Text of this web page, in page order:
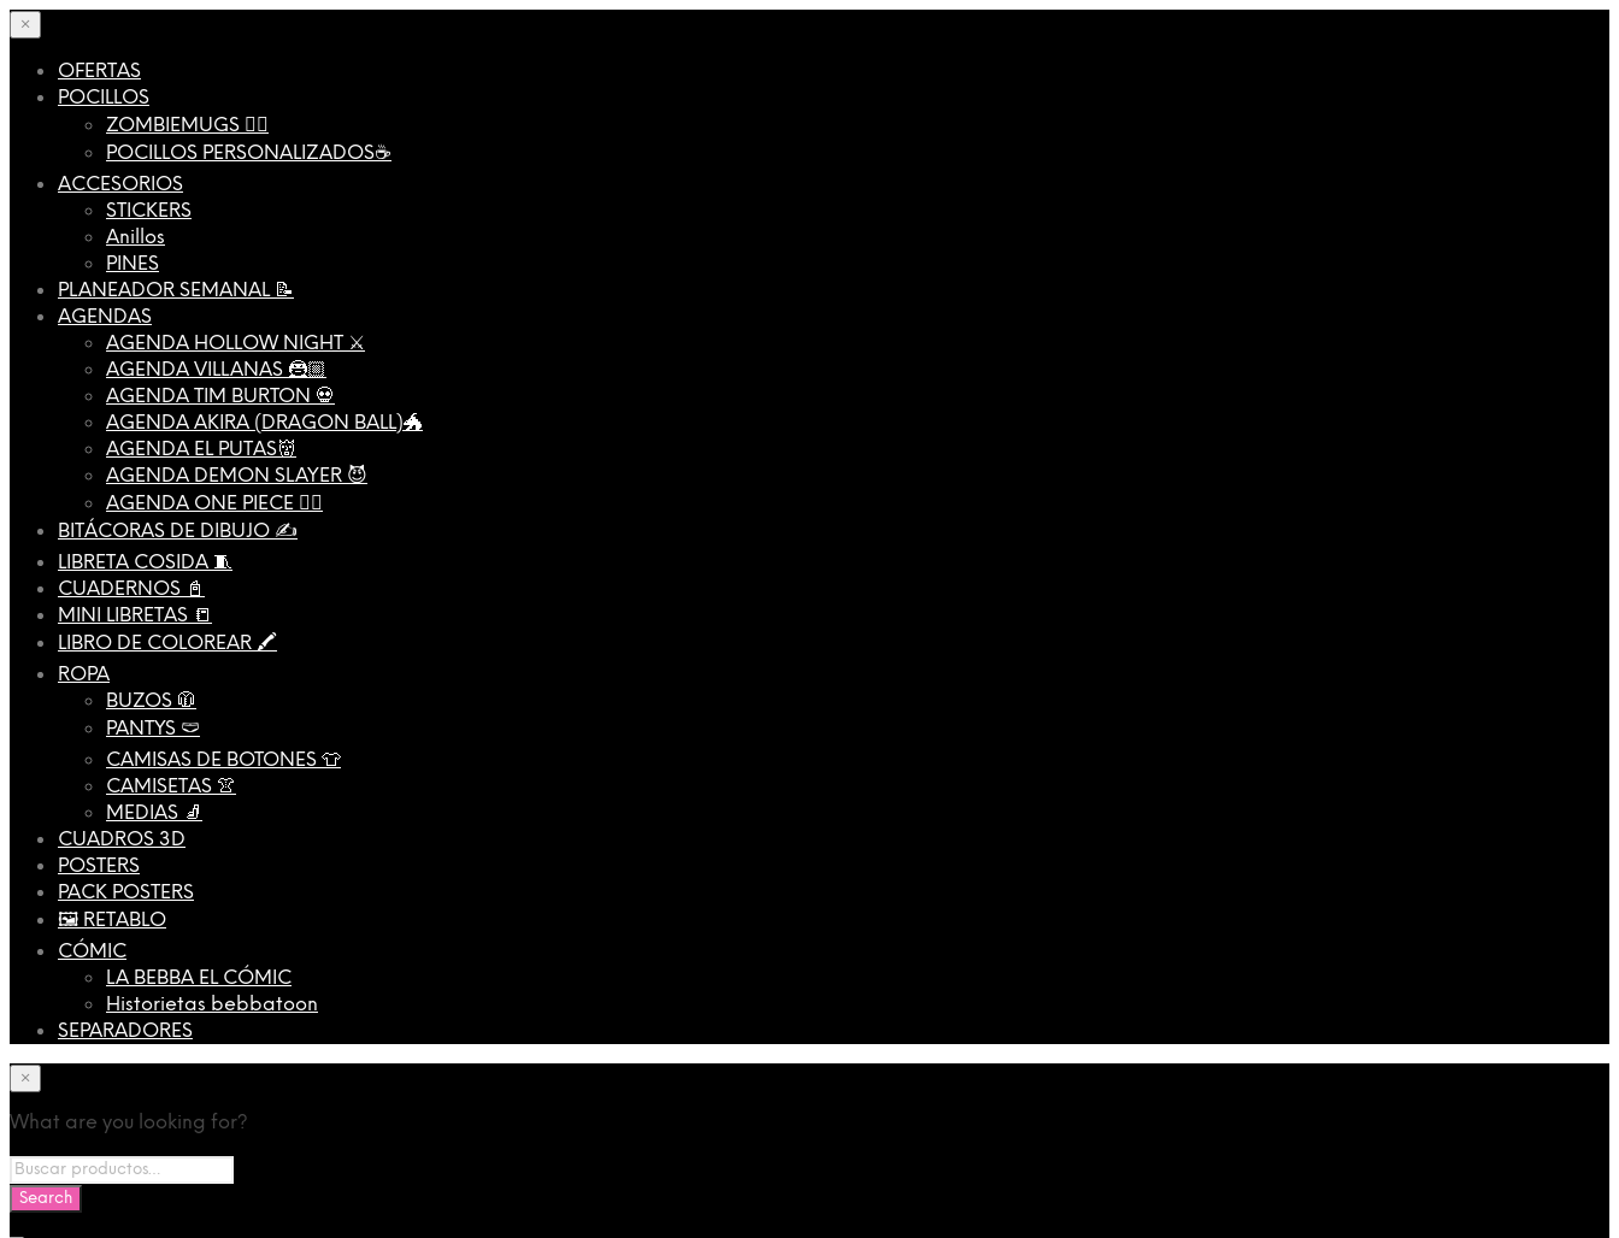
×
OFERTAS
POCILLOS
ZOMBIEMUGS 🧟‍♂️
POCILLOS PERSONALIZADOS☕️
ACCESORIOS
STICKERS
Anillos
PINES
PLANEADOR SEMANAL 📝
AGENDAS
AGENDA HOLLOW NIGHT ⚔️
AGENDA VILLANAS 🦹🏼
AGENDA TIM BURTON 💀
AGENDA AKIRA (DRAGON BALL)🐲
AGENDA EL PUTAS👹
AGENDA DEMON SLAYER 😈
AGENDA ONE PIECE 🏴‍☠️
BITÁCORAS DE DIBUJO ✍️
LIBRETA COSIDA 🧵
CUADERNOS 📓
MINI LIBRETAS 📒
LIBRO DE COLOREAR 🖍️
ROPA
BUZOS 🧥
PANTYS 🩲
CAMISAS DE BOTONES 👕
CAMISETAS 👚
MEDIAS 🧦
CUADROS 3D
POSTERS
PACK POSTERS
🖼️ RETABLO
CÓMIC
LA BEBBA EL CÓMIC
Historietas bebbatoon
SEPARADORES
×
What are you looking for?